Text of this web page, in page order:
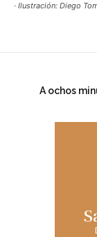
· Ilustración: Diego
A ochos